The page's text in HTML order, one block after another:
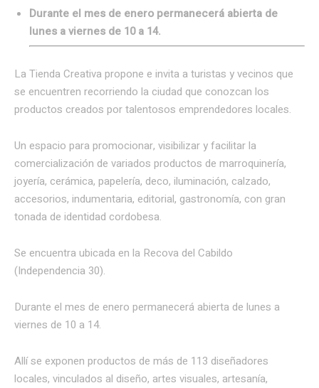
Durante el mes de enero permanecerá abierta de
lunes a viernes de 10 a 14.
La Tienda Creativa propone e invita a turistas y vecinos que
se encuentren recorriendo la ciudad que conozcan los
productos creados por talentosos emprendedores locales.
Un espacio para promocionar, visibilizar y facilitar la
comercialización de variados productos de marroquinería,
joyería, cerámica, papelería, deco, iluminación, calzado,
accesorios, indumentaria, editorial, gastronomía, con gran
tonada de identidad cordobesa.
Se encuentra ubicada en la Recova del Cabildo
(Independencia 30).
Durante el mes de enero permanecerá abierta de lunes a
viernes de 10 a 14.
Allí se exponen productos de más de 113 diseñadores
locales, vinculados al diseño, artes visuales, artesanía,